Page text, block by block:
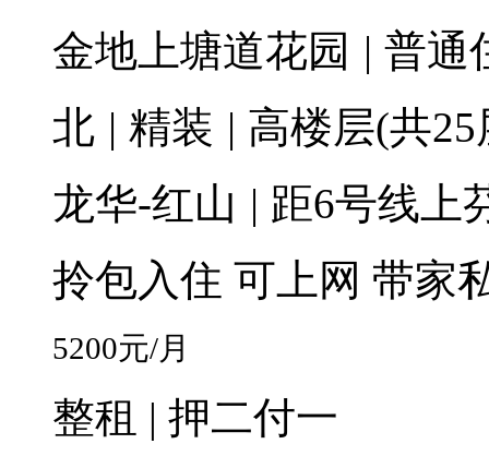
金地上塘道花园 | 普通
北 | 精装 | 高楼层(共
龙华-红山 | 距6号线上
拎包入住 可上网 带家
5200元/月
整租 | 押二付一